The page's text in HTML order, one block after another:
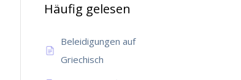
Häufig gelesen
Beleidigungen auf
Griechisch